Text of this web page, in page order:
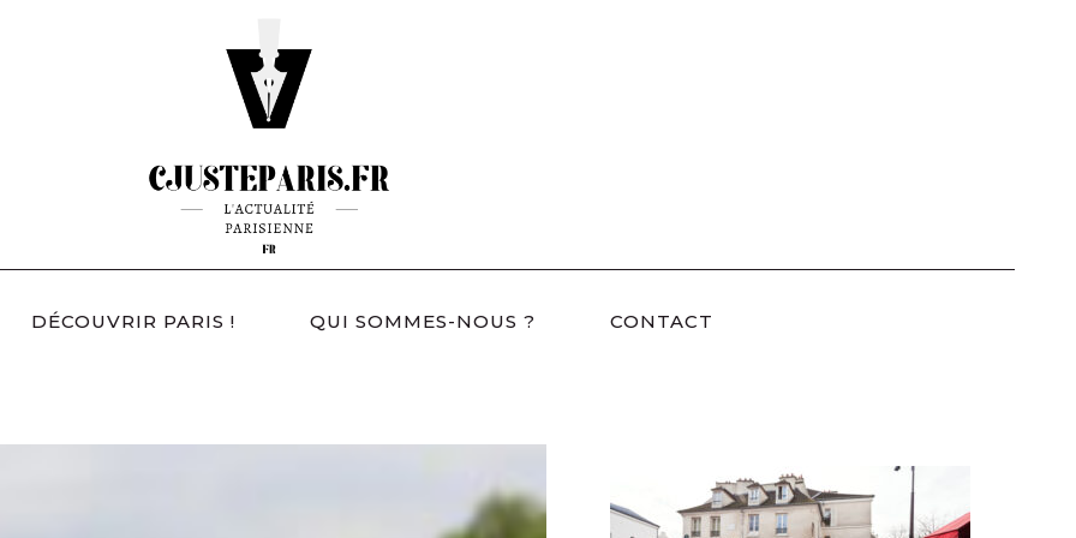
DÉCOUVRIR PARIS ! QUI SOMMES-NOUS ? CONTACT